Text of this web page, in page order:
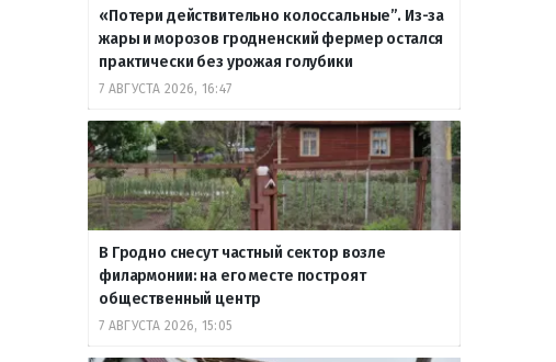
«Потери действительно колоссальные”. Из-за
жары и морозов гродненский фермер остался
практически без урожая голубики
7 АВГУСТА 2026, 16:47
В Гродно снесут частный сектор возле
филармонии: на его месте построят
общественный центр
7 АВГУСТА 2026, 15:05